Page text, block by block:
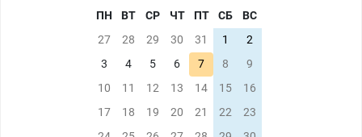
ПН
ВТ СР ЧТ ПТ СБ
ВС
27
28 29 30 31 1
2
3
4 5 6 7 8
9
10
11 12 13 14 15
16
17
18 19 20 21 22
23